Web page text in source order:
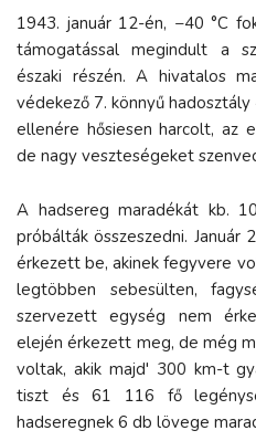
1943. január 12-én, −40 °C
támogatással megindult a
északi részén. A hivatalos
védekező 7. könnyű
ellenére hősiesen harcolt, az
de nagy veszteségeket
A hadsereg maradékát kb.
próbálták összeszedni.
érkezett be, akinek fegyvere
legtöbben sebesülten,
szervezett egység nem
elején érkezett meg, de még
voltak, akik majd' 300 km-t
tiszt és 61 116 fő
hadseregnek 6 db lövege